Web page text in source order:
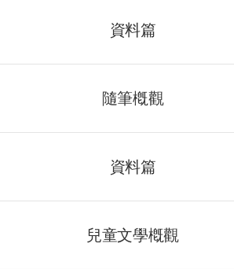
資料篇
隨筆槪觀
資料篇
兒童文學槪觀